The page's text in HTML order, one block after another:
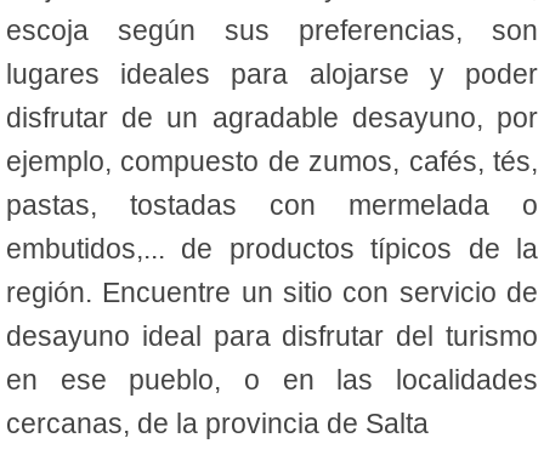
escoja según sus preferencias, son
lugares ideales para alojarse y poder
disfrutar de un agradable desayuno, por
ejemplo, compuesto de zumos, cafés, tés,
pastas, tostadas con mermelada o
embutidos,... de productos típicos de la
región. Encuentre un sitio con servicio de
desayuno ideal para disfrutar del turismo
en ese pueblo, o en las localidades
cercanas, de la provincia de Salta